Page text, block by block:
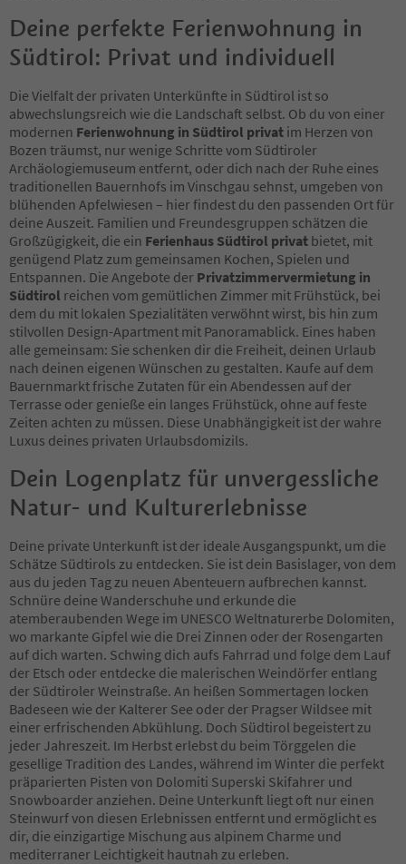
Deine perfekte Ferienwohnung in
Südtirol: Privat und individuell
Die Vielfalt der privaten Unterkünfte in Südtirol ist so
abwechslungsreich wie die Landschaft selbst. Ob du von einer
modernen Ferienwohnung in Südtirol privat im Herzen von
Bozen träumst, nur wenige Schritte vom Südtiroler
Archäologiemuseum entfernt, oder dich nach der Ruhe eines
traditionellen Bauernhofs im Vinschgau sehnst, umgeben von
blühenden Apfelwiesen – hier findest du den passenden Ort für
deine Auszeit. Familien und Freundesgruppen schätzen die
Großzügigkeit, die ein Ferienhaus Südtirol privat bietet, mit
genügend Platz zum gemeinsamen Kochen, Spielen und
Entspannen. Die Angebote der Privatzimmervermietung in
Südtirol reichen vom gemütlichen Zimmer mit Frühstück, bei
dem du mit lokalen Spezialitäten verwöhnt wirst, bis hin zum
stilvollen Design-Apartment mit Panoramablick. Eines haben
alle gemeinsam: Sie schenken dir die Freiheit, deinen Urlaub
nach deinen eigenen Wünschen zu gestalten. Kaufe auf dem
Bauernmarkt frische Zutaten für ein Abendessen auf der
Terrasse oder genieße ein langes Frühstück, ohne auf feste
Zeiten achten zu müssen. Diese Unabhängigkeit ist der wahre
Luxus deines privaten Urlaubsdomizils.
Dein Logenplatz für unvergessliche
Natur- und Kulturerlebnisse
Deine private Unterkunft ist der ideale Ausgangspunkt, um die
Schätze Südtirols zu entdecken. Sie ist dein Basislager, von dem
aus du jeden Tag zu neuen Abenteuern aufbrechen kannst.
Schnüre deine Wanderschuhe und erkunde die
atemberaubenden Wege im UNESCO Weltnaturerbe Dolomiten,
wo markante Gipfel wie die Drei Zinnen oder der Rosengarten
auf dich warten. Schwing dich aufs Fahrrad und folge dem Lauf
der Etsch oder entdecke die malerischen Weindörfer entlang
der Südtiroler Weinstraße. An heißen Sommertagen locken
Badeseen wie der Kalterer See oder der Pragser Wildsee mit
einer erfrischenden Abkühlung. Doch Südtirol begeistert zu
jeder Jahreszeit. Im Herbst erlebst du beim Törggelen die
gesellige Tradition des Landes, während im Winter die perfekt
präparierten Pisten von Dolomiti Superski Skifahrer und
Snowboarder anziehen. Deine Unterkunft liegt oft nur einen
Steinwurf von diesen Erlebnissen entfernt und ermöglicht es
dir, die einzigartige Mischung aus alpinem Charme und
mediterraner Leichtigkeit hautnah zu erleben.